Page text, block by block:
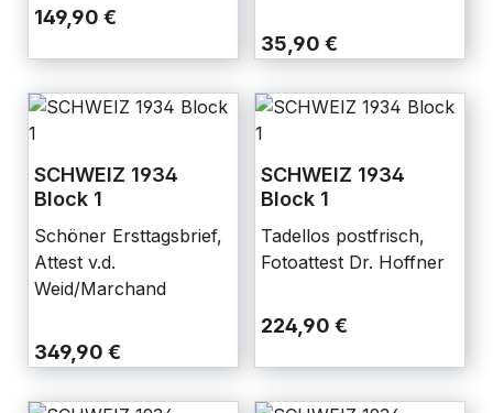
149,90 €
35,90 €
SCHWEIZ 1934
Block 1
Schöner Ersttagsbrief,
Attest v.d.
Weid/Marchand
349,90 €
SCHWEIZ 1934
Block 1
Tadellos postfrisch,
Fotoattest Dr. Hoffner
224,90 €